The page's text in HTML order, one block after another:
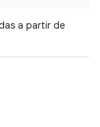
a partir de